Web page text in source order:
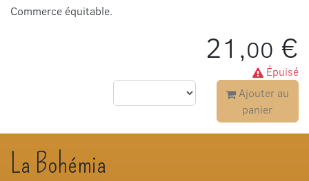
Commerce équitable.
21,00 €
Épuisé
Ajouter au
panier
La Bohémia